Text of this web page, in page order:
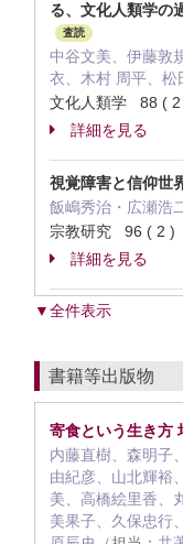
る、文化人類学の
査読
中谷文美、伊藤敦
衣、木村 周平、松
文化人類学 88 (
詳細を見る
視覚障害と信仰世
飯嶋秀治・広瀬浩
宗教研究 96 ( 2
詳細を見る
▼全件表示
書籍等出版物
寄食という生き方
内藤直樹、森明子
由紀彦、山北輝裕
美、高橋絵里香、
美果子、久保忠行